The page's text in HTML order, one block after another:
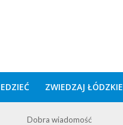
ZWIEDZAJ ŁÓDZKIE
Dzieje się w pierwszy